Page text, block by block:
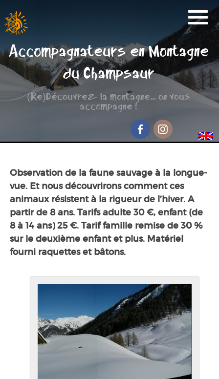
Accompagnateurs en Montagne
du Champsaur
(Re)Découvrez la montagne... on vous
accompagne !
FacebookInstagram
Activités
Réservation
Nos Partenaires
Scolaire
Groupe de randonnée
Séjour jeunesse
Contact et accès
Observation de la faune sauvage à la longue-
vue. Et nous découvrirons comment ces
animaux résistent à la rigueur de l’hiver. A
partir de 8 ans. Tarifs adulte 30 €, enfant (de
8 à 14 ans) 25 €. Tarif famille remise de 30 %
sur le deuxième enfant et plus. Matériel
fourni raquettes et bâtons.